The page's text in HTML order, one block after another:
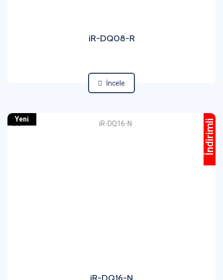
iR-DQ08-R
İncele
Yeni İndirimli